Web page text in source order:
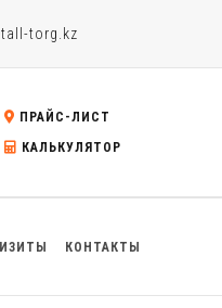
torg.kz
ПРАЙС-ЛИСТ
КАЛЬКУЛЯТОР
КОНТАКТЫ